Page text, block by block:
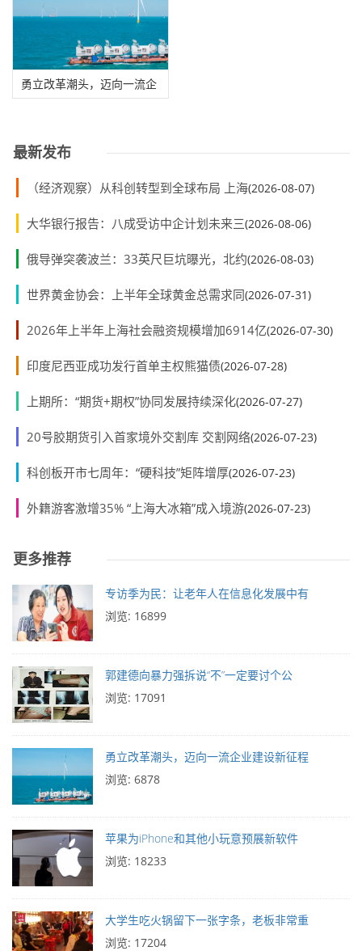
勇立改革潮头，迈向一流企
最新发布
（经济观察）从科创转型到全球布局 上海(2026-08-07)
大华银行报告：八成受访中企计划未来三(2026-08-06)
俄导弹突袭波兰：33英尺巨坑曝光，北约(2026-08-03)
世界黄金协会：上半年全球黄金总需求同(2026-07-31)
2026年上半年上海社会融资规模增加6914亿(2026-07-30)
印度尼西亚成功发行首单主权熊猫债(2026-07-28)
上期所：“期货+期权”协同发展持续深化(2026-07-27)
20号胶期货引入首家境外交割库 交割网络(2026-07-23)
科创板开市七周年：“硬科技”矩阵增厚(2026-07-23)
外籍游客激增35% “上海大冰箱”成入境游(2026-07-23)
更多推荐
专访季为民：让老年人在信息化发展中有
浏览: 16899
郭建德向暴力强拆说“不”一定要讨个公
浏览: 17091
勇立改革潮头，迈向一流企业建设新征程
浏览: 6878
苹果为iPhone和其他小玩意预展新软件
浏览: 18233
大学生吃火锅留下一张字条，老板非常重
浏览: 17204